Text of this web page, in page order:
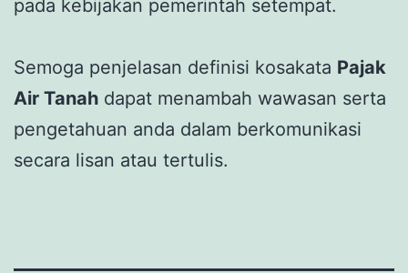
pada kebijakan pemerintah setempat.
Semoga penjelasan definisi kosakata Pajak
Air Tanah dapat menambah wawasan serta
pengetahuan anda dalam berkomunikasi
secara lisan atau tertulis.